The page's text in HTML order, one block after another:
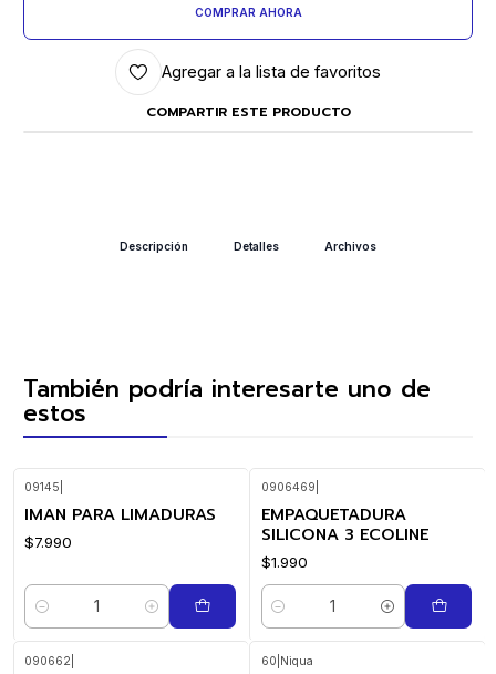
COMPRAR AHORA
Agregar a la lista de favoritos
COMPARTIR ESTE PRODUCTO
Descripción Detalles Archivos
También podría interesarte uno de
estos
09145
IMAN PARA LIMADURAS
$7.990
Cantidad
0906469
EMPAQUETADURA
SILICONA 3 ECOLINE
$1.990
Cantidad
090662 60 Niqua